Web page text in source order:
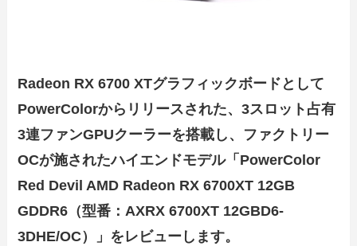
Radeon RX 6700 XTグラフィックボードとして
PowerColorからリリースされた、3スロット占有
3連ファンGPUクーラーを搭載し、ファクトリー
OCが施されたハイエンドモデル「PowerColor
Red Devil AMD Radeon RX 6700XT 12GB
GDDR6（型番：AXRX 6700XT 12GBD6-
3DHE/OC）」をレビューします。